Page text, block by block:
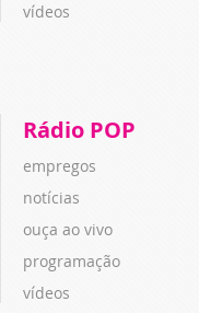
vídeos
Rádio POP
empregos
notícias
ouça ao vivo
programação
vídeos